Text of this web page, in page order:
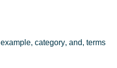
example, category, and, terms